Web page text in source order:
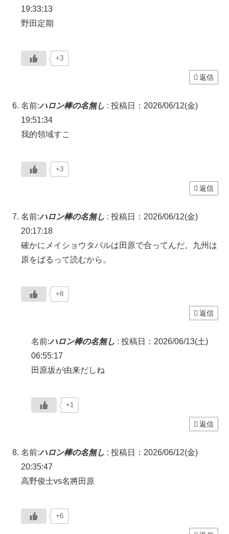
19:33:13
野田定期
+3
返信
名前:ハロン棒の名無し : 投稿日：2026/06/12(金)
19:51:34
我的領域すこ
+3
返信
名前:ハロン棒の名無し : 投稿日：2026/06/12(金)
20:17:18
確かにメイショウタバルは田原で合ってんだ。九州は
原をばるって読むから。
+8
返信
名前:ハロン棒の名無し : 投稿日：2026/06/13(土)
06:55:17
田原坂が由来だしね
+1
返信
名前:ハロン棒の名無し : 投稿日：2026/06/12(金)
20:35:47
高野俊士vs名將田原
+6